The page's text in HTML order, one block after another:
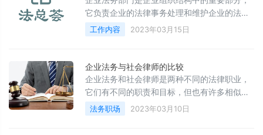
培训,处理诉讼仲裁,申请及维护知识产权,评估
法律风险等。综上所述,企业法务工作内涵广泛,
需要在多个方面进行专业化的法律服务,以确保
它负责企业的法律事务处理和维护企业的法律
合规性，旨在为企业运营提供合法的支持与保
障。
工作内容 2023年03月15日
企业法务与社会律师的比较
企业法务和社会律师是两种不同的法律职业，
它们有不同的职责和目标，但也有许多相似之
处。在本文中，我们将探讨企业法务和社会律
师的比较，包括其职责、工作环境、薪水和前
法务职场 2023年03月10日